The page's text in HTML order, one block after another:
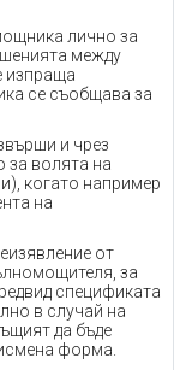
лично за
между
изпраща
се съобщава за
и чрез
за волята на
когато например
на
от
за
спецификата
в случай на
да бъде
форма.